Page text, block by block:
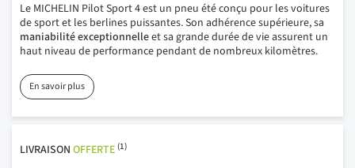
Le MICHELIN Pilot Sport 4 est un pneu été conçu pour les voitures
de sport et les berlines puissantes. Son adhérence supérieure, sa
maniabilité exceptionnelleet sa grande durée de vie assurent un
haut niveau de performance pendant de nombreux kilomètres.
En savoir plus
LIVRAISON OFFERTE (1)